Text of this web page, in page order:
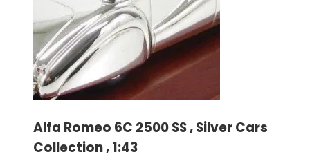
Alfa Romeo 6C 2500 SS , Silver Cars
Collection , 1:43